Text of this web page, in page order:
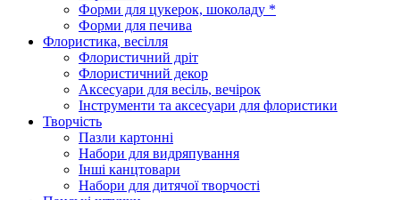
Форми для цукерок, шоколаду *
Форми для печива
Флористика, весілля
Флористичний дріт
Флористичний декор
Аксесуари для весіль, вечірок
Інструменти та аксесуари для флористики
Творчість
Пазли картонні
Набори для видряпування
Інші канцтовари
Набори для дитячої творчості